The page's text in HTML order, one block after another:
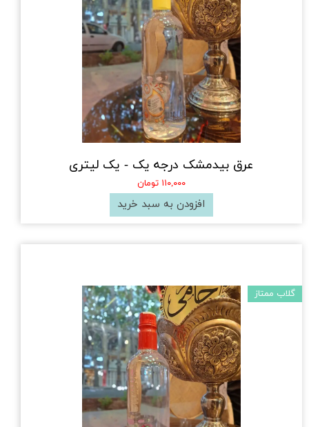
عرق بیدمشک درجه یک - یک لیتری
۱۱۰,۰۰۰ تومان
افزودن به سبد خرید
گلاب ممتاز